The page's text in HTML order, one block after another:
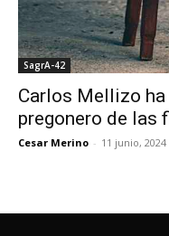
SagrA-42
Carlos Mellizo
pregonero de las
Cesar Merino - 11 junio, 2024